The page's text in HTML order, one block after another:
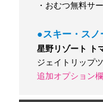
・おむつ無料サ
●スキー・スノ
星野リゾート ト
ジェイトリップ
追加オプション